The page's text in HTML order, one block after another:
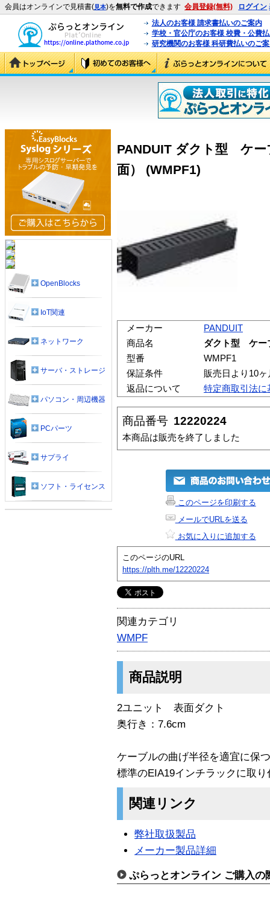
会員はオンラインで見積書(見本)を無料で作成できます 会員登録(無料) ログイン
法人のお客様 請求書払いのご案内
学校・官公庁のお客様 校費・公費
研究機関のお客様 科研費払いのご
PANDUIT ダクト型 ケー
面） (WMPF1)
メーカー
PANDUIT
商品名
ダクト型 ケー
型番
WMPF1
保証条件
販売日より10
返品について
特定商取引法に
商品番号 12220224
本商品は販売を終了しました
このページを印刷する
メールでURLを送る
お気に入りに追加する
このページのURL
https://plth.me/12220224
関連カテゴリ
WMPF
商品説明
2ユニット 表面ダクト
奥行き：7.6cm
ケーブルの曲げ半径を適宜に保
標準のEIA19インチラックに取
関連リンク
弊社取扱製品
メーカー製品詳細
ぷらっとオンライン ご購入の
OpenBlocks
IoT関連
ネットワーク
サーバ・ストレージ
パソコン・周辺機器
PCパーツ
サプライ
ソフト・ライセンス